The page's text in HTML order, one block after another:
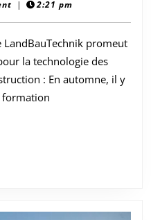
| 2:21 pm
LandBauTechnik promeut
la technologie des
: En automne, il y
formation